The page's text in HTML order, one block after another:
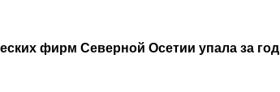
фирм Северной Осетии упала за год